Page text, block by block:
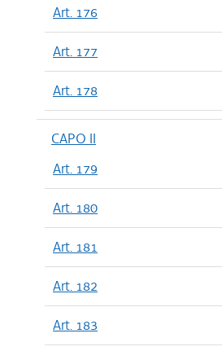
Art. 176
Art. 177
Art. 178
CAPO II
Art. 179
Art. 180
Art. 181
Art. 182
Art. 183